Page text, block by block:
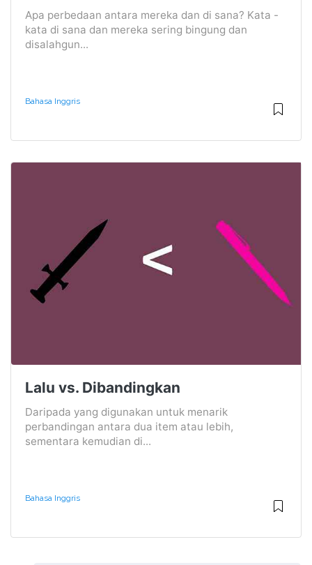
Apa perbedaan antara mereka dan di sana? Kata -
kata di sana dan mereka sering bingung dan
disalahgun...
Bahasa Inggris
Lalu vs. Dibandingkan
Daripada yang digunakan untuk menarik
perbandingan antara dua item atau lebih,
sementara kemudian di...
Bahasa Inggris